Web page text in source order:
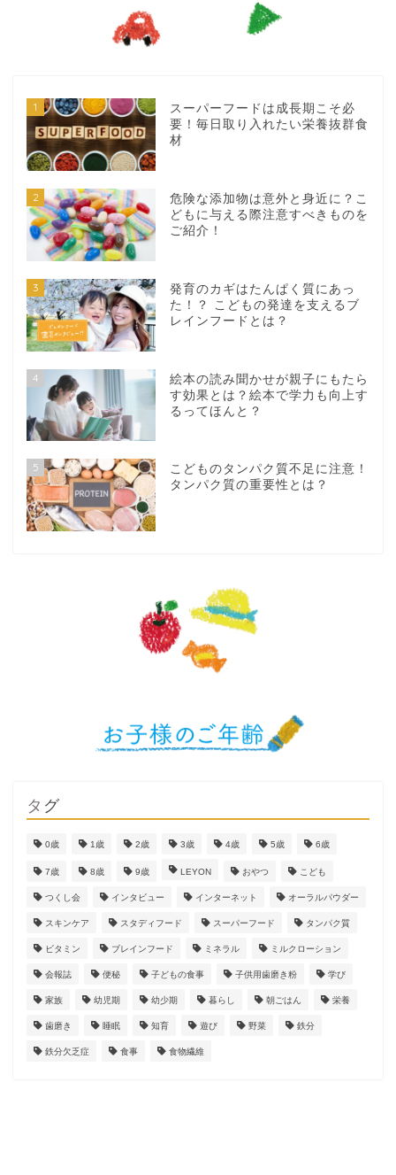
1
スーパーフードは成長期こそ必
要！毎日取り入れたい栄養抜群食
材
2
危険な添加物は意外と身近に？こ
どもに与える際注意すべきものを
ご紹介！
3
発育のカギはたんぱく質にあっ
た！？ こどもの発達を支えるブ
レインフードとは？
4
絵本の読み聞かせが親子にもたら
す効果とは？絵本で学力も向上す
るってほんと？
5
こどものタンパク質不足に注意！
タンパク質の重要性とは？
タグ
0歳 1歳 2歳 3歳 4歳 5歳 6歳
7歳 8歳 9歳 LEYON おやつ こども
つくし会 インタビュー インターネット オーラルパウダー
スキンケア スタディフード スーパーフード タンパク質
ビタミン ブレインフード ミネラル ミルクローション
会報誌 便秘 子どもの食事 子供用歯磨き粉 学び
家族 幼児期 幼少期 暮らし 朝ごはん 栄養
歯磨き 睡眠 知育 遊び 野菜 鉄分
鉄分欠乏症 食事 食物繊維